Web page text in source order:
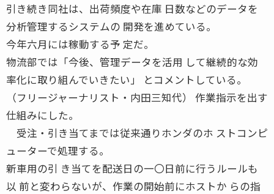
引き続き同社は、出荷頻度や在庫 日数などのデータを
分析管理するシステムの 開発を進めている。
今年六月には稼動する予 定だ。
物流部では「今後、管理データを活用 して継続的な効
率化に取り組んでいきたい」 とコメントしている。
（フリージャーナリスト・内田三知代） 作業指示を出す
仕組みにした。
受注・引き当てまでは従来通りホンダのホ ストコンピ
ューターで処理する。
新車用の引 き当てを配送日の一〇日前に行うルールも
以 前と変わらないが、作業の開始前にホストか らの指